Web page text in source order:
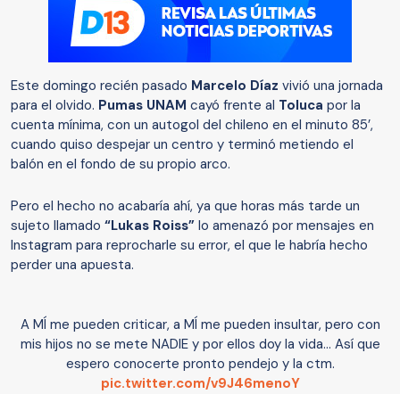
Este domingo recién pasado Marcelo Díaz vivió una jornada
para el olvido. Pumas UNAM cayó frente al Toluca por la
cuenta mínima, con un autogol del chileno en el minuto 85’,
cuando quiso despejar un centro y terminó metiendo el
balón en el fondo de su propio arco.
Pero el hecho no acabaría ahí, ya que horas más tarde un
sujeto llamado “Lukas Roiss” lo amenazó por mensajes en
Instagram para reprocharle su error, el que le habría hecho
perder una apuesta.
A MÍ me pueden criticar, a MÍ me pueden insultar, pero con
mis hijos no se mete NADIE y por ellos doy la vida... Así que
espero conocerte pronto pendejo y la ctm.
pic.twitter.com/v9J46menoY